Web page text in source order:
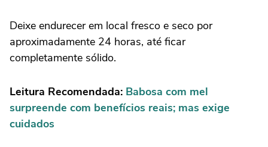
Deixe endurecer em local fresco e seco por
aproximadamente 24 horas, até ficar
completamente sólido.
Leitura Recomendada: Babosa com mel
surpreende com benefícios reais; mas exige
cuidados